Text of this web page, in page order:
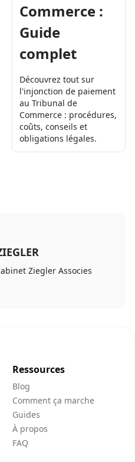
Commerce :
Guide
complet
Découvrez tout sur
l'injonction de paiement
au Tribunal de
Commerce : procédures,
coûts, conseils et
obligations légales.
Ziegler Associes
Ressources
Blog
Comment ça marche
Guides
À propos
FAQ